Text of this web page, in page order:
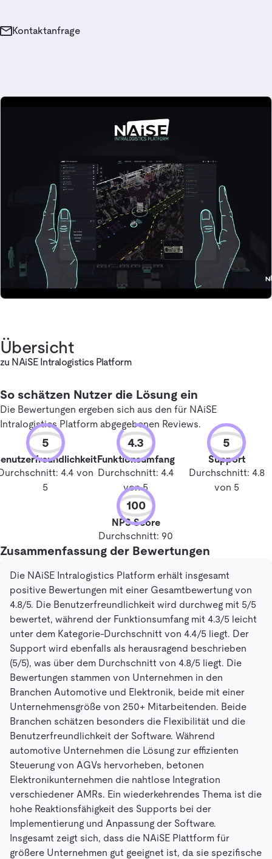
Kontaktanfrage
Übersicht
zu NAiSE Intralogistics Platform
So schätzen Nutzer die Lösung ein
Die Bewertungen ergeben sich aus den für NAiSE
Intralogistics Platform abgegebenen Reviews.
5
4.4 von
5
4.3
Funktionsumfang
Durchschnitt: 4.4
von 5
5
Support
Durchschnitt: 4.8
von 5
100
NPS Score
Durchschnitt: 90
Zusammenfassung der Bewertungen
Die NAiSE Intralogistics Platform erhält insgesamt
positive Bewertungen mit einer Gesamtbewertung von
4.8/5. Die Benutzerfreundlichkeit wird durchweg mit 5/5
bewertet, während der Funktionsumfang mit 4.3/5 leicht
unter dem Kategorie-Durchschnitt von 4.4/5 liegt. Der
Support wird ebenfalls als herausragend beschrieben
(5/5), was über dem Durchschnitt von 4.8/5 liegt. Die
Bewertungen stammen von Unternehmen in den
Branchen Automotive und Elektronik, beide mit einer
Unternehmensgröße von 250+ Mitarbeitenden. Beide
Branchen schätzen besonders die Flexibilität und die
Benutzerfreundlichkeit der Software. Während
automotive Unternehmen die Lösung zur effizienten
Steuerung von AGVs hervorheben, betonen
Elektronikunternehmen die nahtlose Integration
verschiedener AMRs. Ein wiederkehrendes Thema ist die
hohe Reaktionsfähigkeit des Supports bei der
Implementierung und Anpassung der Software.
Insgesamt zeigt sich, dass die NAiSE Plattform für
größere Unternehmen gut geeignet ist, da sie spezifische